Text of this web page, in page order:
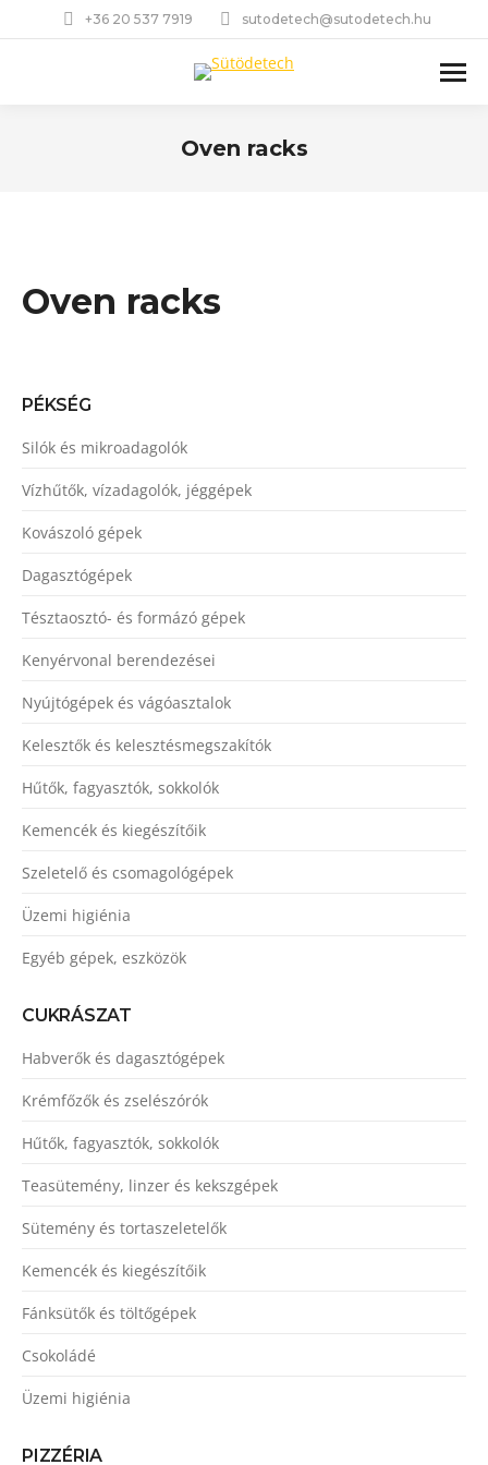
+36 20 537 7919 sutodetech@sutodetech.hu
Oven racks
Oven racks
PÉKSÉG
Silók és mikroadagolók
Vízhűtők, vízadagolók, jéggépek
Kovászoló gépek
Dagasztógépek
Tésztaosztó- és formázó gépek
Kenyérvonal berendezései
Nyújtógépek és vágóasztalok
Kelesztők és kelesztésmegszakítók
Hűtők, fagyasztók, sokkolók
Kemencék és kiegészítőik
Szeletelő és csomagológépek
Üzemi higiénia
Egyéb gépek, eszközök
CUKRÁSZAT
Habverők és dagasztógépek
Krémfőzők és zselészórók
Hűtők, fagyasztók, sokkolók
Teasütemény, linzer és kekszgépek
Sütemény és tortaszeletelők
Kemencék és kiegészítőik
Fánksütők és töltőgépek
Csokoládé
Üzemi higiénia
PIZZÉRIA